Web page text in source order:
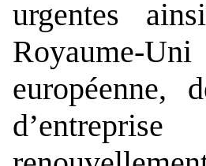
urgentes
européenne,